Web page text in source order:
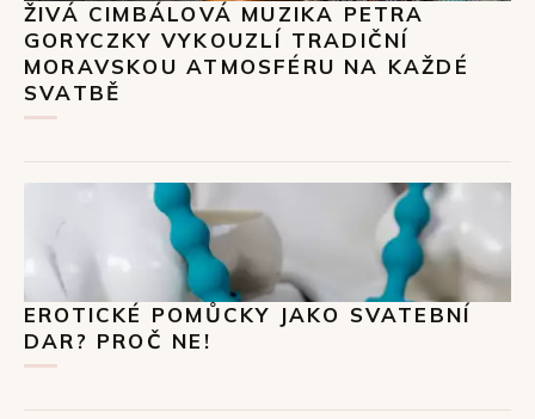
ŽIVÁ CIMBÁLOVÁ MUZIKA PETRA
GORYCZKY VYKOUZLÍ TRADIČNÍ
MORAVSKOU ATMOSFÉRU NA KAŽDÉ
SVATBĚ
EROTICKÉ POMŮCKY JAKO SVATEBNÍ
DAR? PROČ NE!